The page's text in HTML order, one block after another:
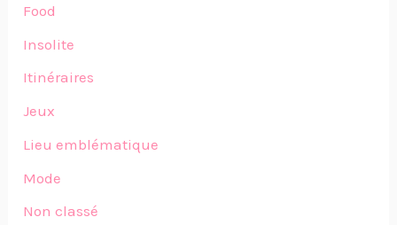
Food
Insolite
Itinéraires
Jeux
Lieu emblématique
Mode
Non classé